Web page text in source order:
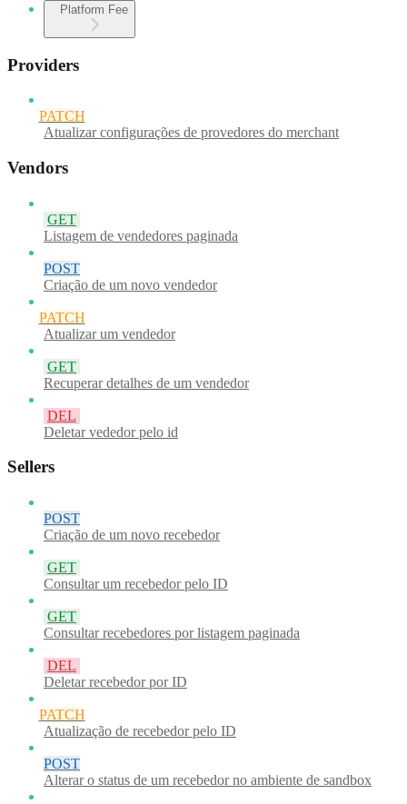
Platform Fee
Providers
PATCH
Atualizar configurações de provedores do merchant
Vendors
GET
Listagem de vendedores paginada
POST
Criação de um novo vendedor
PATCH
Atualizar um vendedor
GET
Recuperar detalhes de um vendedor
DEL
Deletar vededor pelo id
Sellers
POST
Criação de um novo recebedor
GET
Consultar um recebedor pelo ID
GET
Consultar recebedores por listagem paginada
DEL
Deletar recebedor por ID
PATCH
Atualização de recebedor pelo ID
POST
Alterar o status de um recebedor no ambiente de sandbox